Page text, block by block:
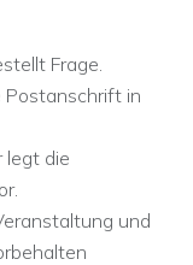
Frage.
Postanschrift in
legt die
und